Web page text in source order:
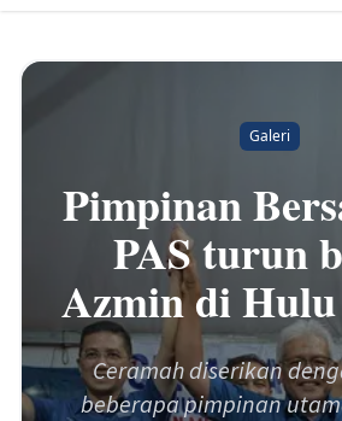
Galeri
Pimpinan
PAS turun
Azmin di
Ceramah diserikan
beberapa pimpinan